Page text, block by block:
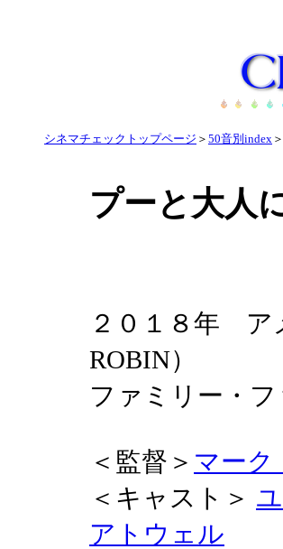
シネマチェックトップページ ＞ 50音別index ＞
プーと大人
２０１８年 ア
ROBIN）
ファミリー
＜監督＞ マーク
＜キャスト＞
アトウェル